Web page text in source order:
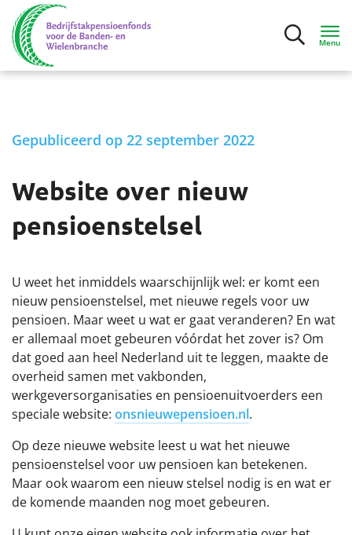
Menu
Mijn situatie
Ik ga bijna met pensioen
Ik ben met pensioen
Contact
Werkgevers
Over het pensioenfonds
Nieuwe pensioenregeling
Documenten
Gepubliceerd op 22 september 2022
Website over nieuw
pensioenstelsel
U weet het inmiddels waarschijnlijk wel: er komt een
nieuw pensioenstelsel, met nieuwe regels voor uw
pensioen. Maar weet u wat er gaat veranderen? En wat
er allemaal moet gebeuren vóórdat het zover is? Om
dat goed aan heel Nederland uit te leggen, maakte de
overheid samen met vakbonden,
werkgeversorganisaties en pensioenuitvoerders een
speciale website: onsnieuwepensioen.nl.
Op deze nieuwe website leest u wat het nieuwe
pensioenstelsel voor uw pensioen kan betekenen.
Maar ook waarom een nieuw stelsel nodig is en wat er
de komende maanden nog moet gebeuren.